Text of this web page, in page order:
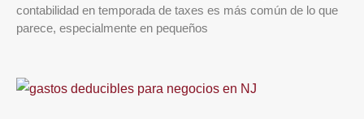
contabilidad en temporada de taxes es más común de lo que
parece, especialmente en pequeños